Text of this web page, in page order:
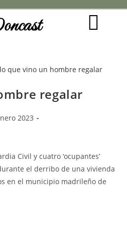
regalar
2023
Civil y cuatro ‘ocupantes’
el derribo de una vivienda
en el municipio madrileño de